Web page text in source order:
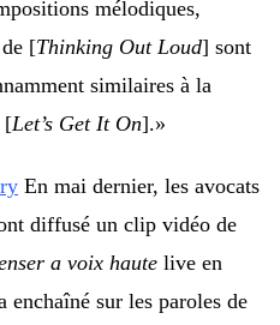
mélodiques,
[Thinking Out Loud] sont
similaires à la
[Let’s Get It On].»
En mai dernier, les avocats
diffusé un clip vidéo de
a voix haute live en
sur les paroles de